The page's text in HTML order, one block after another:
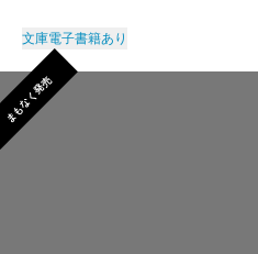
文庫電子書籍あり
まもなく発売